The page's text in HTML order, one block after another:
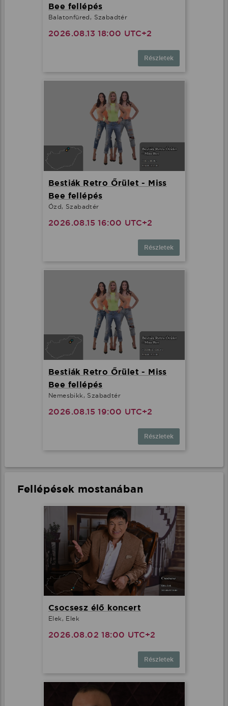
Bee fellépés
Balatonfüred, Szabadtér
2026.08.13 18:00 UTC+2
Részletek
Bestiák Retro Őrület - Miss
Bee fellépés
Ózd, Szabadtér
2026.08.15 16:00 UTC+2
Részletek
Bestiák Retro Őrület - Miss
Bee fellépés
Nemesbikk, Szabadtér
2026.08.15 19:00 UTC+2
Részletek
Fellépések mostanában
Csocsesz élő koncert
Elek, Elek
2026.08.02 18:00 UTC+2
Részletek